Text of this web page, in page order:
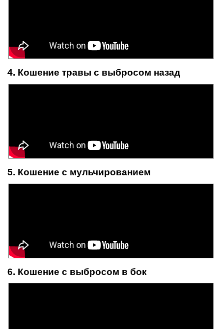
4. Кошение травы с выбросом назад
5. Кошение с мульчированием
6. Кошение с выбросом в бок